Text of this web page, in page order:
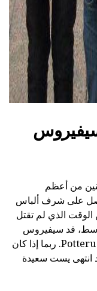
من أعظم
على شرف ألباس
الوقت الذي لم تقتل
قد سيفيروس
سناب لم يتح لها الوقت لنقل ذكرياتك قري Potteru. ربما إذا كان
انتهى يست سعيدة